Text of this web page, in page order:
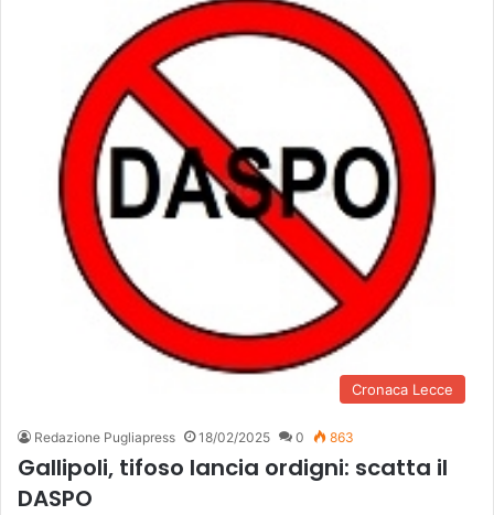
Cronaca Lecce
Redazione Pugliapress 18/02/2025 0 863
Gallipoli, tifoso lancia ordigni: scatta il
DASPO